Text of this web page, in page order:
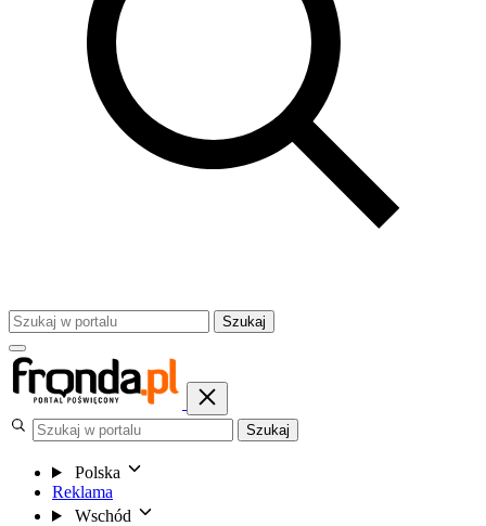
Szukaj
Szukaj
Polska
Reklama
Wschód